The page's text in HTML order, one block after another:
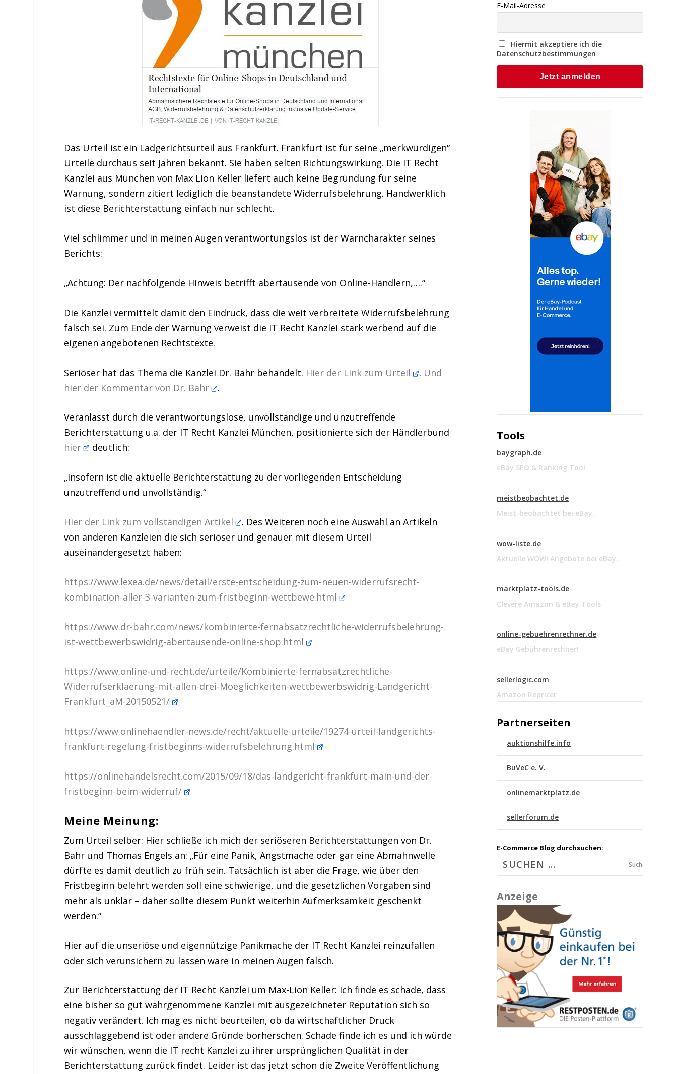
Das Urteil ist ein Ladgerichtsurteil aus Frankfurt. Frankfurt ist für seine „merkwürdigen“
Urteile durchaus seit Jahren bekannt. Sie haben selten Richtungswirkung. Die IT Recht
Kanzlei aus München von Max Lion Keller liefert auch keine Begründung für seine
Warnung, sondern zitiert lediglich die beanstandete Widerrufsbelehrung. Handwerklich
ist diese Berichterstattung einfach nur schlecht.
Viel schlimmer und in meinen Augen verantwortungslos ist der Warncharakter seines
Berichts:
„Achtung: Der nachfolgende Hinweis betrifft abertausende von Online-Händlern,….“
Die Kanzlei vermittelt damit den Eindruck, dass die weit verbreitete Widerrufsbelehrung
falsch sei. Zum Ende der Warnung verweist die IT Recht Kanzlei stark werbend auf die
eigenen angebotenen Rechtstexte.
Seriöser hat das Thema die Kanzlei Dr. Bahr behandelt. Hier der Link zum Urteil . Und
hier der Kommentar von Dr. Bahr .
Veranlasst durch die verantwortungslose, unvollständige und unzutreffende
Berichterstattung u.a. der IT Recht Kanzlei München, positionierte sich der Händlerbund
hier
deutlich:
„Insofern ist die aktuelle Berichterstattung zu der vorliegenden Entscheidung
unzutreffend und unvollständig.“
Hier der Link zum vollständigen Artikel . Des Weiteren noch eine Auswahl an Artikeln
von anderen Kanzleien die sich seriöser und genauer mit diesem Urteil
auseinandergesetzt haben:
https://www.lexea.de/news/detail/erste-entscheidung-zum-neuen-widerrufsrecht-
kombination-aller-3-varianten-zum-fristbeginn-wettbewe.html
https://www.dr-bahr.com/news/kombinierte-fernabsatzrechtliche-widerrufsbelehrung-
ist-wettbewerbswidrig-abertausende-online-shop.html
https://www.online-und-recht.de/urteile/Kombinierte-fernabsatzrechtliche-
Widerrufserklaerung-mit-allen-drei-Moeglichkeiten-wettbewerbswidrig-Landgericht-
Frankfurt_aM-20150521/
https://www.onlinehaendler-news.de/recht/aktuelle-urteile/19274-urteil-landgerichts-
frankfurt-regelung-fristbeginns-widerrufsbelehrung.html
https://onlinehandelsrecht.com/2015/09/18/das-landgericht-frankfurt-main-und-der-
fristbeginn-beim-widerruf/
Meine Meinung:
Zum Urteil selber: Hier schließe ich mich der seriöseren Berichterstattungen von Dr.
Bahr und Thomas Engels an: „Für eine Panik, Angstmache oder gar eine Abmahnwelle
dürfte es damit deutlich zu früh sein. Tatsächlich ist aber die Frage, wie über den
Fristbeginn belehrt werden soll eine schwierige, und die gesetzlichen Vorgaben sind
mehr als unklar – daher sollte diesem Punkt weiterhin Aufmerksamkeit geschenkt
werden.“
Hier auf die unseriöse und eigennützige Panikmache der IT Recht Kanzlei reinzufallen
oder sich verunsichern zu lassen wäre in meinen Augen falsch.
Zur Berichterstattung der IT Recht Kanzlei um Max-Lion Keller: Ich finde es schade, dass
eine bisher so gut wahrgenommene Kanzlei mit ausgezeichneter Reputation sich so
negativ verändert. Ich mag es nicht beurteilen, ob da wirtschaftlicher Druck
ausschlaggebend ist oder andere Gründe borherschen. Schade finde ich es und ich würde
wir wünschen, wenn die IT recht Kanzlei zu ihrer ursprünglichen Qualität in der
Berichterstattung zurück findet. Leider ist das jetzt schon die Zweite Veröffentlichung
E-Mail-Adresse
Hiermit akzeptiere ich die
Datenschutzbestimmungen
Tools
baygraph.de
eBay SEO & Ranking Tool
meistbeobachtet.de
Meist-beobachtet bei eBay.
wow-liste.de
Aktuelle WOW! Angebote bei eBay.
marktplatz-tools.de
Clevere Amazon & eBay Tools
online-gebuehrenrechner.de
eBay Gebührenrechner!
sellerlogic.com
Amazon Repricer
Partnerseiten
auktionshilfe.info
BuVeC e. V.
onlinemarktplatz.de
sellerforum.de
E-Commerce Blog durchsuchen:
Suchen
Anzeige